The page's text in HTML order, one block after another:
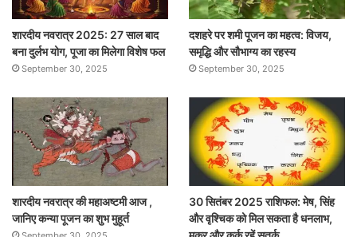
शारदीय नवरात्र 2025: 27 साल बाद
बना दुर्लभ योग, पूजा का मिलेगा विशेष फल
September 30, 2025
दशहरे पर शमी पूजन का महत्व: विजय,
समृद्धि और सौभाग्य का रहस्य
September 30, 2025
शारदीय नवरात्र की महाअष्टमी आज ,
जानिए कन्या पूजन का शुभ मुहूर्त
30 सितंबर 2025 राशिफल: मेष, सिंह
और वृश्चिक को मिल सकता है धनलाभ,